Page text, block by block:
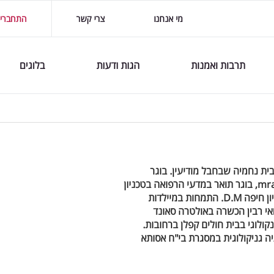
התחברי צרי קשר מי אנחנו
תרבות ואמנות הגות ודעות בלוגים
נחמיה שבחבל מודיעין. בוגר
הפקולטה לרוקחות בירושלים mrahP.B, בוגר תואר במדעי הרפואה בטכניון
חיפה, בוגר הפקולטה לרפואה בטכניון חיפה D.M. התמחות במיילדות
רבין הכשרה באולטרה סאונד
בבית חולים קפלן ברחובות.
גניקולוגית במסגרת בי"ח אסותא